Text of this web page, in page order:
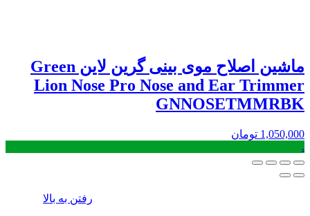
ماشین اصلاح موی بینی گرین لاین Green
Lion Nose Pro Nose and Ear Trimmer
GNNOSETMMRBK
1,050,000 تومان
.
رفتن به بالا